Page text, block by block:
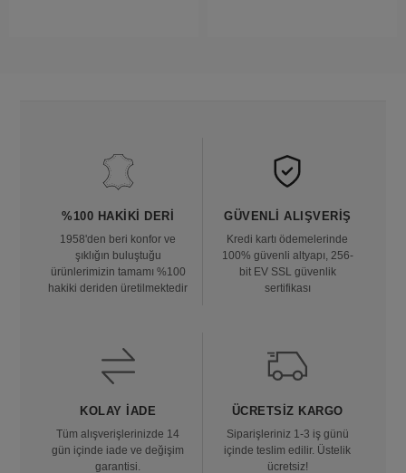
%100 HAKIKI DERI
1958'den beri konfor ve
şıklığın buluştuğu
ürünlerimizin tamamı %100
hakiki deriden üretilmektedir
GÜVENLI ALIŞVERIŞ
Kredi kartı ödemelerinde
100% güvenli altyapı, 256-
bit EV SSL güvenlik
sertifikası
KOLAY İADE
Tüm alışverişlerinizde 14
gün içinde iade ve değişim
garantisi.
ÜCRETSIZ KARGO
Siparişleriniz 1-3 iş günü
içinde teslim edilir. Üstelik
ücretsiz!